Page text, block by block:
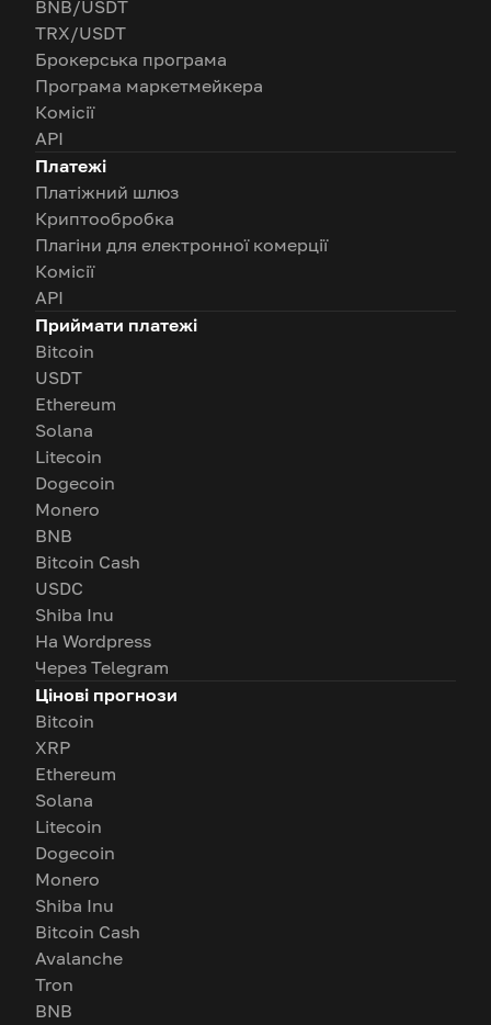
BNB/USDT
TRX/USDT
Брокерська програма
Програма маркетмейкера
Комісії
API
Платежі
Платіжний шлюз
Криптообробка
Плагіни для електронної комерції
Комісії
API
Приймати платежі
Bitcoin
USDT
Ethereum
Solana
Litecoin
Dogecoin
Monero
BNB
Bitcoin Cash
USDC
Shiba Inu
На Wordpress
Через Telegram
Цінові прогнози
Bitcoin
XRP
Ethereum
Solana
Litecoin
Dogecoin
Monero
Shiba Inu
Bitcoin Cash
Avalanche
Tron
BNB